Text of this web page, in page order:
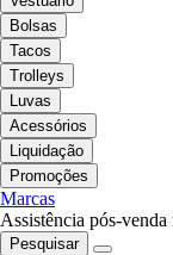
Bolsas
Tacos
Trolleys
Luvas
Acessórios
Liquidação
Promoções
Marcas
Assistência pós-venda
Pesquisar